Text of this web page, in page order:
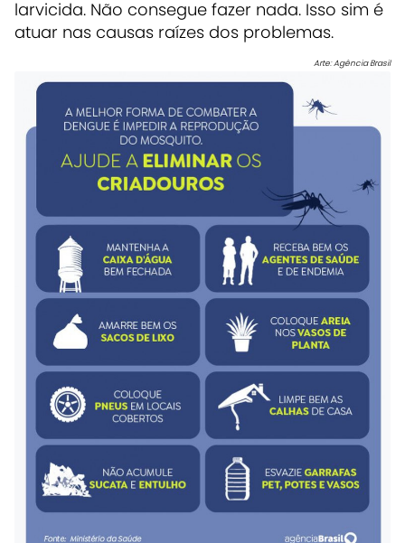
larvicida. Não consegue fazer nada. Isso sim é
atuar nas causas raízes dos problemas.
Arte: Agência Brasil